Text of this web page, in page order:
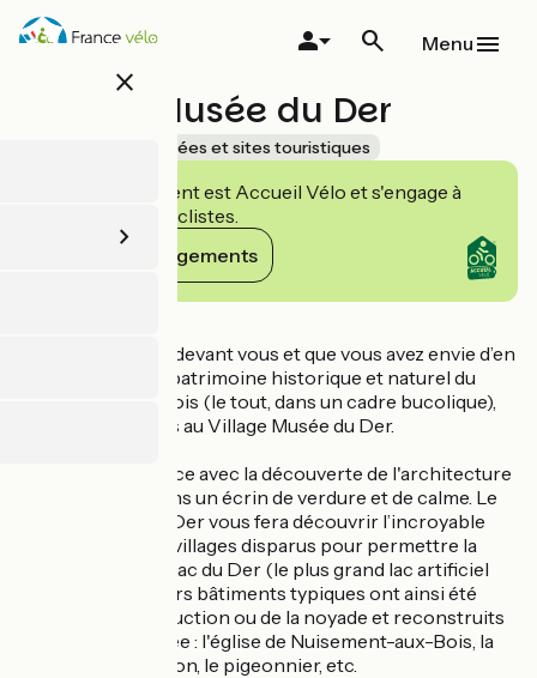
Aller
au
close
Menu
Village Musée du Der
Musées et sites touristiques
Cet établissement est Accueil Vélo et s'engage à
accueillir des cyclistes.
Voir ses engagements
Si vous avez 1h30 devant vous et que vous avez envie d’en
savoir plus sur le patrimoine historique et naturel du
bocage champenois (le tout, dans un cadre bucolique),
alors arrêtez-vous au Village Musée du Der.
La visite commence avec la découverte de l'architecture
à pans de bois, dans un écrin de verdure et de calme. Le
Village Musée du Der vous fera découvrir l’incroyable
histoire des trois villages disparus pour permettre la
construction du Lac du Der (le plus grand lac artificiel
d’Europe). Plusieurs bâtiments typiques ont ainsi été
sauvés de la destruction ou de la noyade et reconstruits
sur le site du musée : l'église de Nuisement-aux-Bois, la
Maison du Forgeron, le pigeonnier, etc.